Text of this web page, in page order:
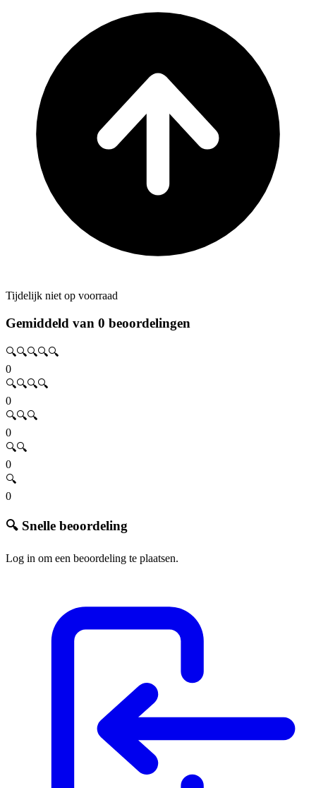
Tijdelijk niet op voorraad
Gemiddeld van 0 beoordelingen
🔍🔍🔍🔍🔍
0
🔍🔍🔍🔍
0
🔍🔍🔍
0
🔍🔍
0
🔍
0
🔍 Snelle beoordeling
Log in om een beoordeling te plaatsen.